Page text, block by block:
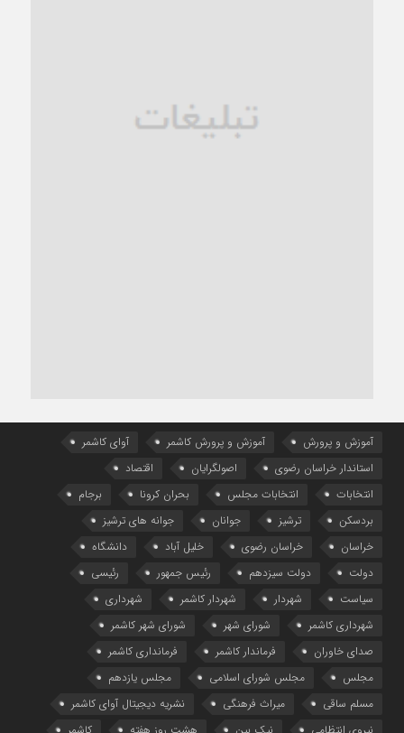
آموزش و پرورش آموزش و پرورش کاشمر
آوای کاشمر
استاندار خراسان رضوی
اصولگرایان
اقتصاد
انتخابات
انتخابات مجلس بحران کرونا
برجام
بردسکن
ترشیز جوانان
جوانه های ترشیز
خراسان
خراسان رضوی خلیل آباد
دانشگاه
دولت
دولت سیزدهم رئیس جمهور
رئیسی
سیاست
شهردار شهردار کاشمر
شهرداری
شهرداری کاشمر
شورای شهر
شورای شهر کاشمر
صدای خاوران
فرماندار کاشمر
فرمانداری کاشمر
مجلس
مجلس شورای اسلامی
مجلس یازدهم
مسلم ساقی
میراث فرهنگی
نشریه دیجیتال آوای کاشمر
نیروی انتظامی
نیک بین هشت روز هفته کاشمر